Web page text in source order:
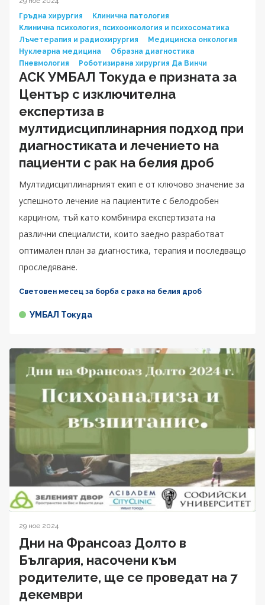
Гръдна хирургия
Клинична патология
Клинична психология, психоонкология и психосоматика
Лъчетерапия и радиохирургия
Медицинска онкология
Нуклеарна медицина
Образна диагностика
Пневмология
Роботизирана хирургия Да Винчи
АСК УМБАЛ Токуда е призната за
Център с изключителна
експертиза в
мултидисциплинарния подход при
диагностиката и лечението на
пациенти с рак на белия дроб
Мултидисциплинарният екип е от ключово значение за
успешното лечение на пациентите с белодробен
карцином, тъй като комбинира експертизата на
различни специалисти, които заедно разработват
оптимален план за диагностика, терапия и последващо
проследяване.
Световен месец за борба с рака на белия дроб
УМБАЛ Токуда
29 ное 2024
Дни на Франсоаз Долто в
България, насочени към
родителите, ще се проведат на 7
декември